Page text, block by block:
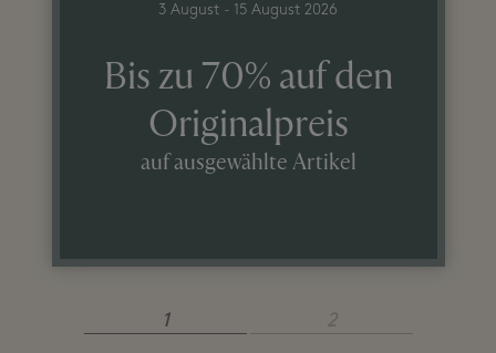
3 August - 15 August 2026
Bis zu 70% auf den
Originalpreis
auf ausgewählte Artikel
1 2